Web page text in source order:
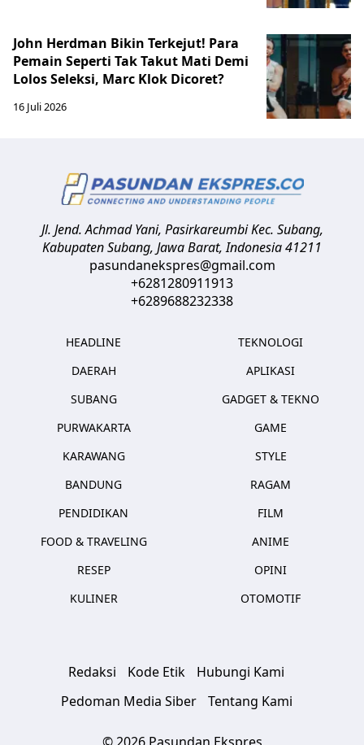
John Herdman Bikin Terkejut! Para
Pemain Seperti Tak Takut Mati Demi
Lolos Seleksi, Marc Klok Dicoret?
16 Juli 2026
Jl. Jend. Achmad Yani, Pasirkareumbi Kec. Subang,
Kabupaten Subang, Jawa Barat,Indonesia41211
pasundanekspres@gmail.com
+6281280911913
+6289688232338
HEADLINE
DAERAH
SUBANG
PURWAKARTA
KARAWANG
BANDUNG
PENDIDIKAN
FOOD & TRAVELING
RESEP
KULINER
TEKNOLOGI
APLIKASI
GADGET & TEKNO
GAME
STYLE
RAGAM
FILM
ANIME
OPINI
OTOMOTIF
Redaksi Kode Etik
Hubungi Kami
Pedoman Media Siber
Tentang Kami